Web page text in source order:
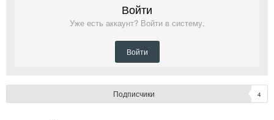
Войти
Уже есть аккаунт? Войти в систему.
Войти
Подписчики 4